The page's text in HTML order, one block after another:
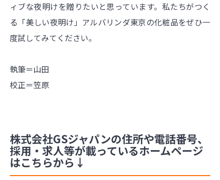
ィブな夜明けを贈りたいと思っています。私たちがつく
る「美しい夜明け」アルバリンダ東京の化粧品をぜひ一
度試してみてください。
執筆＝山田
校正＝笠原
株式会社GSジャパンの住所や電話番号、
採用・求人等が載っているホームページ
はこちらから↓